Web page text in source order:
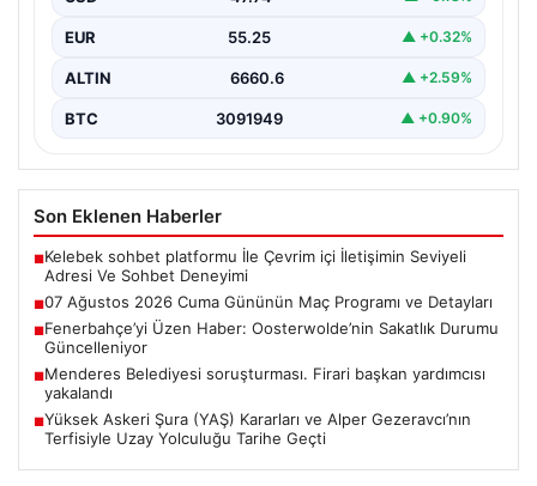
EUR 55.25 ▲ +0.32%
ALTIN 6660.6 ▲ +2.59%
BTC 3091949 ▲ +0.90%
Son Eklenen Haberler
■Kelebek sohbet platformu İle Çevrim içi İletişimin Seviyeli
Adresi Ve Sohbet Deneyimi
■07 Ağustos 2026 Cuma Gününün Maç Programı ve Detayları
■Fenerbahçe’yi Üzen Haber: Oosterwolde’nin Sakatlık Durumu
Güncelleniyor
■Menderes Belediyesi soruşturması. Firari başkan yardımcısı
yakalandı
■Yüksek Askeri Şura (YAŞ) Kararları ve Alper Gezeravcı’nın
Terfisiyle Uzay Yolculuğu Tarihe Geçti